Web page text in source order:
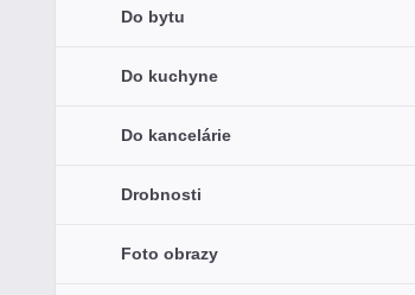
Do bytu
Do kuchyne
Do kancelárie
Drobnosti
Foto obrazy